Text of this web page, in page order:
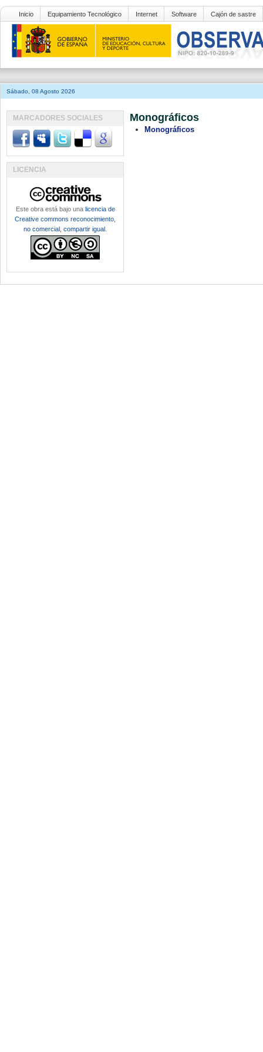
Inicio Equipamiento Tecnológico Internet Software Cajón de sastre
Sábado, 08 Agosto 2026
Monográficos
Monográficos
MARCADORES SOCIALES
LICENCIA
Este obra está bajo una licencia de
Creative commons reconocimiento,
no comercial, compartir igual